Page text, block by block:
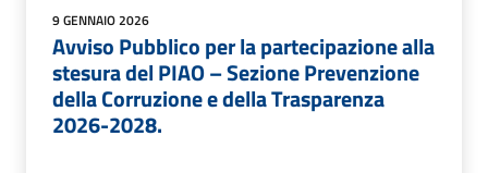
9 GENNAIO 2026
Avviso Pubblico per la partecipazione alla
stesura del PIAO – Sezione Prevenzione
della Corruzione e della Trasparenza
2026-2028.